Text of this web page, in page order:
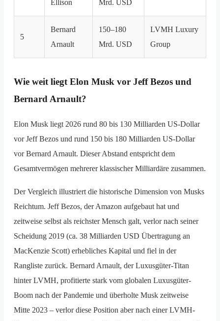
Ellison Mrd. USD
5
Bernard
Arnault
150–180
Mrd. USD
LVMH Luxury
Group
Wie weit liegt Elon Musk vor Jeff Bezos und
Bernard Arnault?
Elon Musk liegt 2026 rund 80 bis 130 Milliarden US-Dollar
vor Jeff Bezos und rund 150 bis 180 Milliarden US-Dollar
vor Bernard Arnault. Dieser Abstand entspricht dem
Gesamtvermögen mehrerer klassischer Milliardäre zusammen.
Der Vergleich illustriert die historische Dimension von Musks
Reichtum. Jeff Bezos, der Amazon aufgebaut hat und
zeitweise selbst als reichster Mensch galt, verlor nach seiner
Scheidung 2019 (ca. 38 Milliarden USD Übertragung an
MacKenzie Scott) erhebliches Kapital und fiel in der
Rangliste zurück. Bernard Arnault, der Luxusgüter-Titan
hinter LVMH, profitierte stark vom globalen Luxusgüter-
Boom nach der Pandemie und überholte Musk zeitweise
Mitte 2023 – verlor diese Position aber nach einer LVMH-